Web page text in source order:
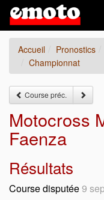
Accueil Pronostics
Championnat
Course préc.
Motocross
Faenza
Résultats
Course disputée9